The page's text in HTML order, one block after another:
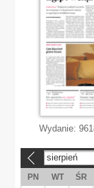
Wydanie:
sierpień
PN WT ŚR